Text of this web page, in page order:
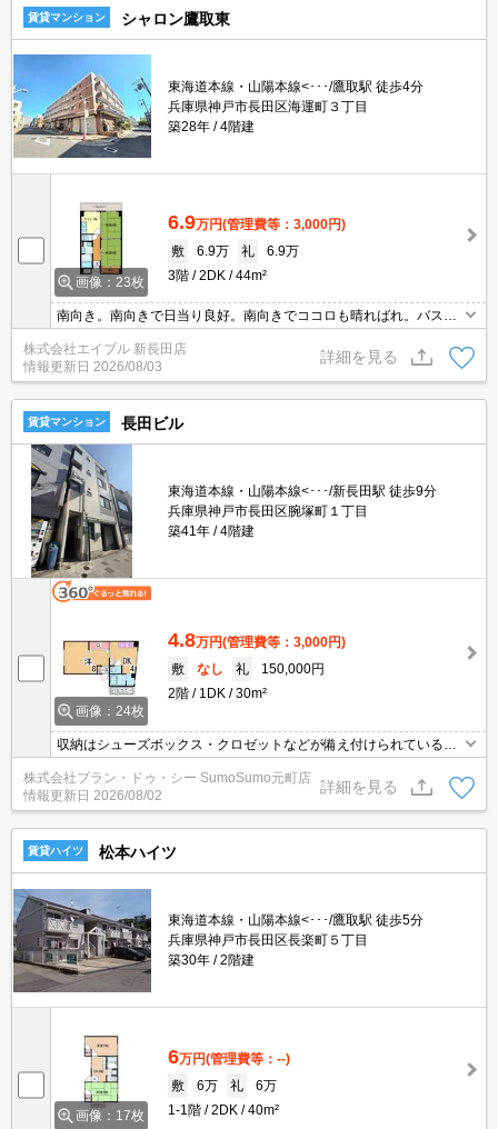
賃貸マンション シャロン鷹取東
東海道本線・山陽本線<･･･/鷹取駅 徒歩4分
兵庫県神戸市長田区海運町３丁目
築28年
4階建
画像：23枚
6.9万円(管理費等：3,000円)
敷
6.9万 礼
6.9万
3階
2DK 44m²
南向き。南向きで日当り良好。南向きでココロも晴ればれ。バス・
トイレ別。ペット応相談。都市ガス使用。フローリング。室内に洗
濯機置き場あります。ぜひお問い合わせください!。退去時清掃費4
4,000円。
株式会社エイブル 新長田店
情報更新日 2026/08/03
詳細を見る
賃貸マンション 長田ビル
東海道本線・山陽本線<･･･/新長田駅 徒歩9分
兵庫県神戸市長田区腕塚町１丁目
築41年
4階建
画像：24枚
4.8万円(管理費等：3,000円)
敷
なし 礼
150,000円
2階
1DK 30m²
収納はシューズボックス・クロゼットなどが備え付けられているの
あなたに独立した洗面所の物件はいかがでしょうか。来客時にはTV
インターホンで訪問者の顔を確認することがきるので安心感があり
ます。新居入居のご相談はお早目にしていただくと嬉しいです。
株式会社プラン・ドゥ・シー SumoSumo元町店
情報更新日 2026/08/02
詳細を見る
賃貸ハイツ 松本ハイツ
東海道本線・山陽本線<･･･/鷹取駅 徒歩5分
兵庫県神戸市長田区長楽町５丁目
築30年
2階建
画像：17枚
6万円(管理費等：--)
敷
6万 礼
6万
1-1階
2DK 40m²